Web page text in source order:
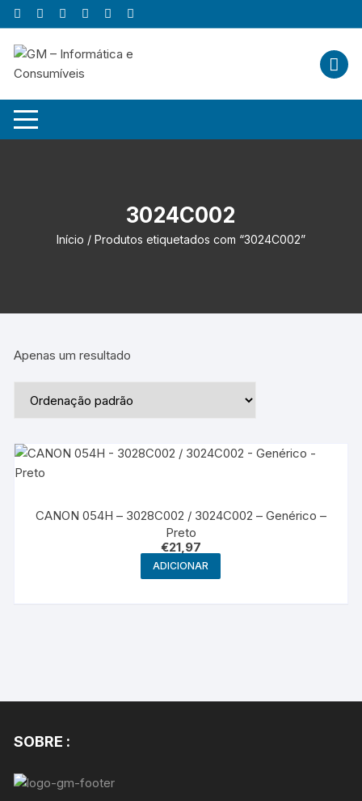
Skip
to
content
3024C002
Início / Produtos etiquetados com “3024C002”
Apenas um resultado
CANON 054H – 3028C002 / 3024C002 – Genérico –
Preto
€21,97
ADICIONAR
SOBRE :